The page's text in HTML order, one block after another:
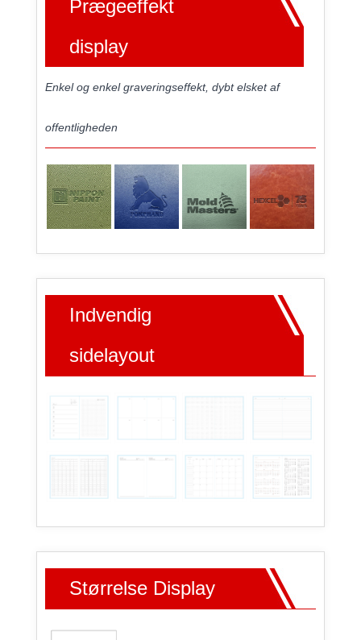
Prægeeffekt
display
Enkel og enkel graveringseffekt, dybt elsket af
offentligheden
Indvendig
sidelayout
Størrelse Display